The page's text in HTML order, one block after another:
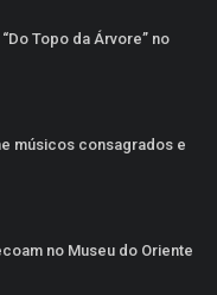
Topo da Árvore” no
músicos consagrados e
no Museu do Oriente